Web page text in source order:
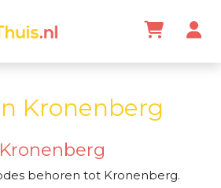
Kronenberg
behoren tot Kronenberg.